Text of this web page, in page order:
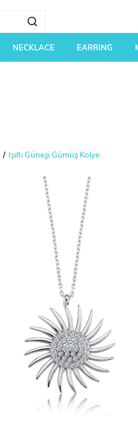
NECKLACE EARRING
Işıltı Güneşi Gümüş Kolye